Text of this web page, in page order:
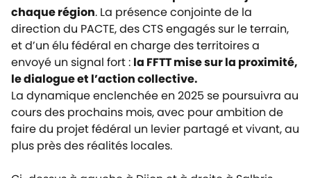
chaque région. La présence conjointe de la
direction du PACTE, des CTS engagés sur le terrain,
et d’un élu fédéral en charge des territoires a
envoyé un signal fort : la FFTT mise sur la proximité,
le dialogue et l’action collective.
La dynamique enclenchée en 2025 se poursuivra au
cours des prochains mois, avec pour ambition de
faire du projet fédéral un levier partagé et vivant, au
plus près des réalités locales.